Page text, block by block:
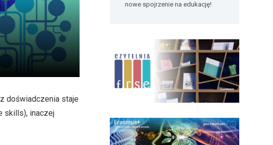
doświadczenia staje
skills), inaczej
nowe spojrzenie na edukację!